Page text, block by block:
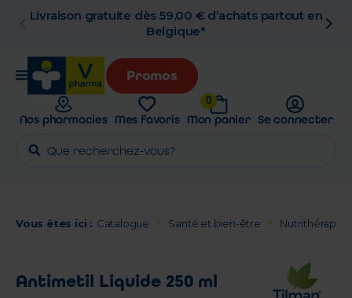
Retrait en pharmacie gratuit
Promos
Nos pharmacies Mes favoris
0
Mon panier Se connecter
Vous êtes ici : Catalogue Santé et bien-être Nutrithérapie
Antimetil Liquide 250 ml